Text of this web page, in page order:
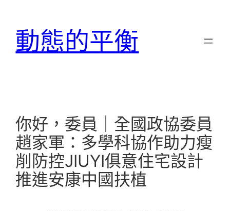
動態的平衡
你好，委員｜全國政協委員
趙家軍：多學科協作助力瘦
削防控JIUYI俱意住宅設計
推進安康中國扶植